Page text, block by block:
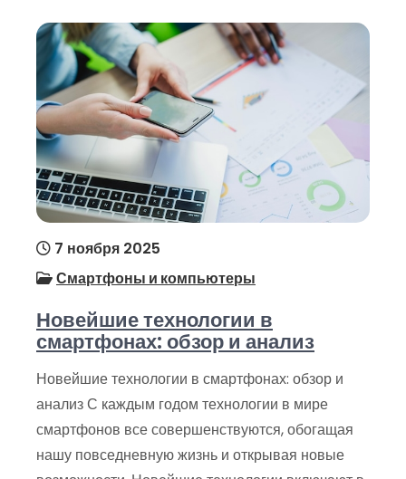
7 ноября 2025
Смартфоны и компьютеры
Новейшие технологии в
смартфонах: обзор и анализ
Новейшие технологии в смартфонах: обзор и
анализ С каждым годом технологии в мире
смартфонов все совершенствуются, обогащая
нашу повседневную жизнь и открывая новые